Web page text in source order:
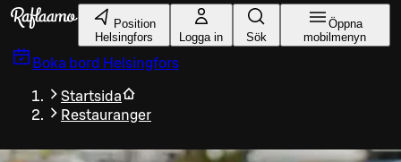
Gå till huvudinnehållet
Position
Helsingfors
Logga in Sök
Öppna
mobilmenyn
Boka bord Helsingfors
Startsida
Restauranger